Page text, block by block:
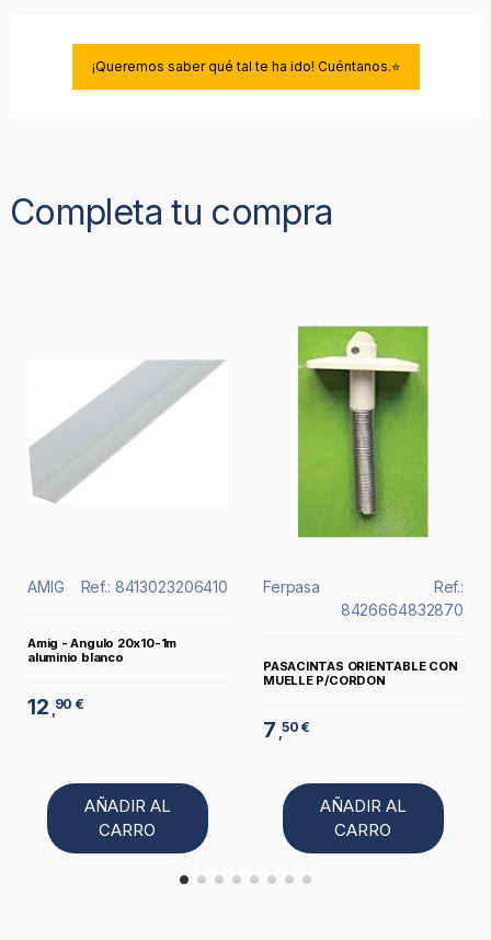
¡Queremos saber qué tal te ha ido! Cuéntanos.⭐
Completa tu compra
AMIG Ref.: 8413023206410
Amig - Angulo 20x10-1m
aluminio blanco
12 ,90 €
AÑADIR AL
CARRO
Ferpasa
Ref.:
8426664832870
PASACINTAS ORIENTABLE CON
MUELLE P/CORDON
7 ,50 €
AÑADIR AL
CARRO